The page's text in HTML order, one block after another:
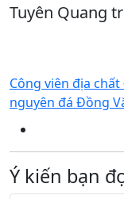
Tuyên Quang
Công viên địa
nguyên đá Đồng
Ý kiến bạn